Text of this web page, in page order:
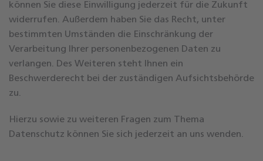
können Sie diese Einwilligung jederzeit für die Zukunft
widerrufen. Außerdem haben Sie das Recht, unter
bestimmten Umständen die Einschränkung der
Verarbeitung Ihrer personenbezogenen Daten zu
verlangen. Des Weiteren steht Ihnen ein
Beschwerderecht bei der zuständigen Aufsichtsbehörde
zu.
Hierzu sowie zu weiteren Fragen zum Thema
Datenschutz können Sie sich jederzeit an uns wenden.